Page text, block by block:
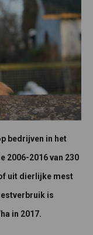
bedrijven in het
2006-2016 van 230
uit dierlijke mest
is
in 2017.